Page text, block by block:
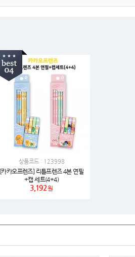
상품코드 : 123998
[카카오프렌즈] 리틀프렌즈 4본 연필
+캡 세트(4+4)
3,192원